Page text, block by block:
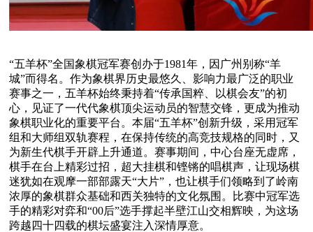
“五羊杯”全国象棋冠军赛创办于1981年，因广州别称“羊
城”而得名。作为象棋界历史最悠久、影响力最广泛的职业
赛事之一，五羊杯始终秉持着“传承国粹、以棋会友”的初
心，见证了一代代象棋顶尖运动员的智慧交锋，更成为推动
象棋职业化的重要平台。本届“五羊杯”创新升级，采用冠军
组和大师组双轨赛程，在保持传统的高竞技规格的同时，又
为新生代棋手开辟上升通道。赛事期间，中心台座无虚席，
棋手在台上精彩过招，超大挂棋和铿锵的唱棋声，让现场棋
迷犹如在观摩一部部露天“大片”，也让棋手们领略到了岭南
浓厚的象棋群众基础和西关独特的文化氛围。比赛中冠军选
手的精彩对弈和“00后”选手撑起半壁江山交相辉映，为这场
跨越四十四载的棋坛盛宴注入深情厚意。